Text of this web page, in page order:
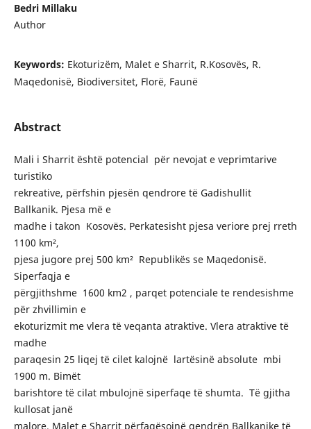
Bedri Millaku
Author
Keywords: Ekoturizëm, Malet e Sharrit, R.Kosovës, R.
Maqedonisë, Biodiversitet, Florë, Faunë
Abstract
Mali i Sharrit është potencial për nevojat e veprimtarive
turistiko
rekreative, përfshin pjesën qendrore të Gadishullit
Ballkanik. Pjesa më e
madhe i takon Kosovës. Perkatesisht pjesa veriore prej rreth
1100 km²,
pjesa jugore prej 500 km² Republikës se Maqedonisë.
Siperfaqja e
përgjithshme 1600 km2 , parqet potenciale te rendesishme
për zhvillimin e
ekoturizmit me vlera të veqanta atraktive. Vlera atraktive të
madhe
paraqesin 25 liqej të cilet kalojnë lartësinë absolute mbi
1900 m. Bimët
barishtore të cilat mbulojnë siperfaqe të shumta. Të gjitha
kullosat janë
malore. Malet e Sharrit përfaqësojnë qendrën Ballkanike të